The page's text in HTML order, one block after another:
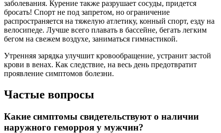
заболевания. Курение также разрушает сосуды, придется
бросать! Спорт не под запретом, но ограничение
распространяется на тяжелую атлетику, конный спорт, езду на
велосипеде. Лучше всего плавать в бассейне, бегать легким
бегом на свежем воздухе, заниматься гимнастикой.
Утренняя зарядка улучшит кровообращение, устранит застой
крови в венах. Как следствие, на весь день предотвратит
проявление симптомов болезни.
Частые вопросы
Какие симптомы свидетельствуют о наличии
наружного геморроя у мужчин?